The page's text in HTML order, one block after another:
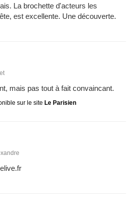
La brochette d'acteurs les
est excellente. Une découverte.
mais pas tout à fait convaincant.
sur le site Le Parisien